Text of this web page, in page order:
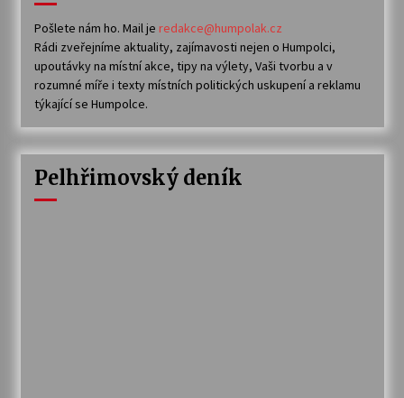
Pošlete nám ho. Mail je redakce@humpolak.cz
Rádi zveřejníme aktuality, zajímavosti nejen o Humpolci,
upoutávky na místní akce, tipy na výlety, Vaši tvorbu a v
rozumné míře i texty místních politických uskupení a reklamu
týkající se Humpolce.
Pelhřimovský deník